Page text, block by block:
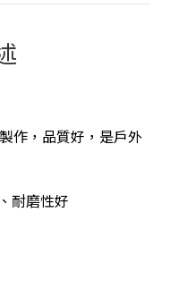
作，品質好，是戶外
耐磨性好